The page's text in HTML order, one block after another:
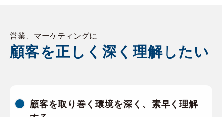
営業、マーケティングに
顧客を正しく深く理解したい
顧客を取り巻く環境を深く、素早く理解